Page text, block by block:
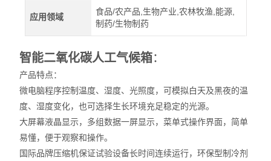
应用领域
食品/农产品,生物产业,农林牧渔,能源,
制药/生物制药
智能二氧化碳人工气候箱：
产品特点：
微电脑程序控制温度、湿度、光照度，可模拟白天及黑夜的温
度、湿度变化，也可选择生长环境充足稳定的光源。
大屏幕液晶显示，多组数据一屏显示，菜单式操作界面，简单
易懂，便于观察和操作。
国际品牌压缩机保证试验设备长时间连续运行，环保型制冷剂